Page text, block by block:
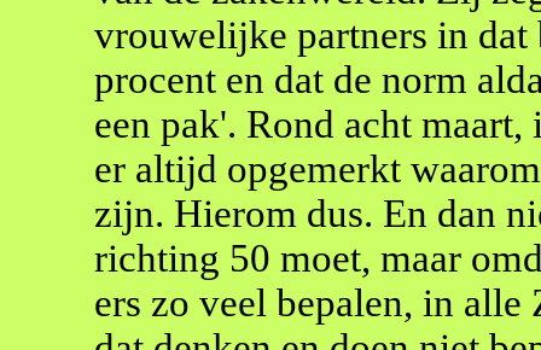
vrouwelijke partners in
procent en dat de norm
een pak'. Rond acht
er altijd opgemerkt
zijn. Hierom dus. En dan
richting 50 moet, maar
ers zo veel bepalen, in